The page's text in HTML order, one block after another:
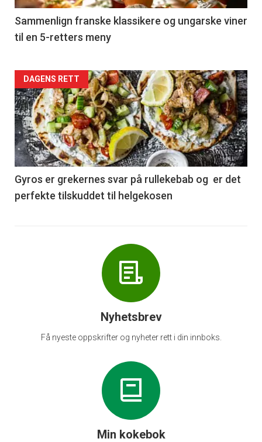
5
Sammenlign franske klassikere og ungarske viner
til en 5-retters meny
Forsiden
akkurat
nå
-
6
DAGENS RETT
Gyros er grekernes svar på rullekebab og er det
perfekte tilskuddet til helgekosen
Nyhetsbrev
Få nyeste oppskrifter og nyheter rett i din innboks.
Min kokebok